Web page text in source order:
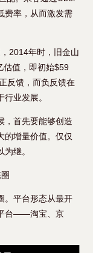
费率，从而激发需
2014年时，旧金山
估值，即初始$59
反馈，而负反馈在
业发展。
，首先要能够创造
的增量价值。仅仅
继。
。平台形态从最开
台——淘宝、京